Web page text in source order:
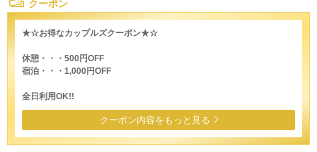
クーポン
★☆お得なカップルズクーポン★☆
休憩・・・500円OFF
宿泊・・・1,000円OFF
全日利用OK!!
クーポン内容をもっと見る